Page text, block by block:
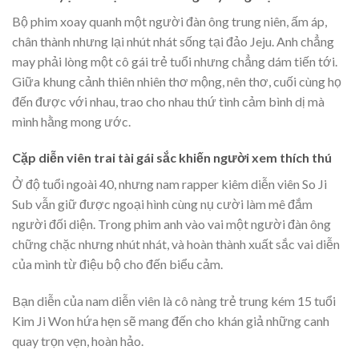
Bộ phim xoay quanh một người đàn ông trung niên, ấm áp,
chân thành nhưng lại nhút nhát sống tại đảo Jeju. Anh chẳng
may phải lòng một cô gái trẻ tuổi nhưng chẳng dám tiến tới.
Giữa khung cảnh thiên nhiên thơ mộng, nên thơ, cuối cùng họ
đến được với nhau, trao cho nhau thứ tình cảm bình dị mà
mình hằng mong ước.
Cặp diễn viên trai tài gái sắc khiến người xem thích thú
Ở độ tuổi ngoài 40, nhưng nam rapper kiêm diễn viên So Ji
Sub vẫn giữ được ngoại hình cùng nụ cười làm mê đắm
người đối diện. Trong phim anh vào vai một người đàn ông
chững chặc nhưng nhút nhát, và hoàn thành xuất sắc vai diễn
của mình từ điệu bộ cho đến biểu cảm.
Bạn diễn của nam diễn viên là cô nàng trẻ trung kém 15 tuổi
Kim Ji Won hứa hẹn sẽ mang đến cho khán giả những canh
quay trọn vẹn, hoàn hảo.